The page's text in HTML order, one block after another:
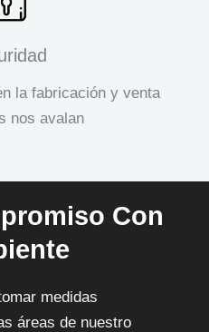
la fabricación y venta
nos avalan
Con
medidas
áreas de nuestro